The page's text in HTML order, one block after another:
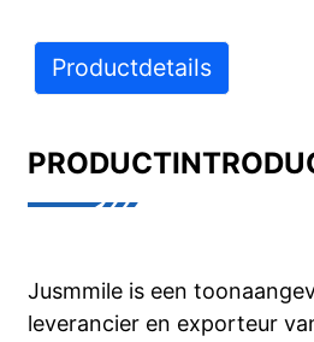
Productdetails
Jusmmile is een
leverancier en exporteur